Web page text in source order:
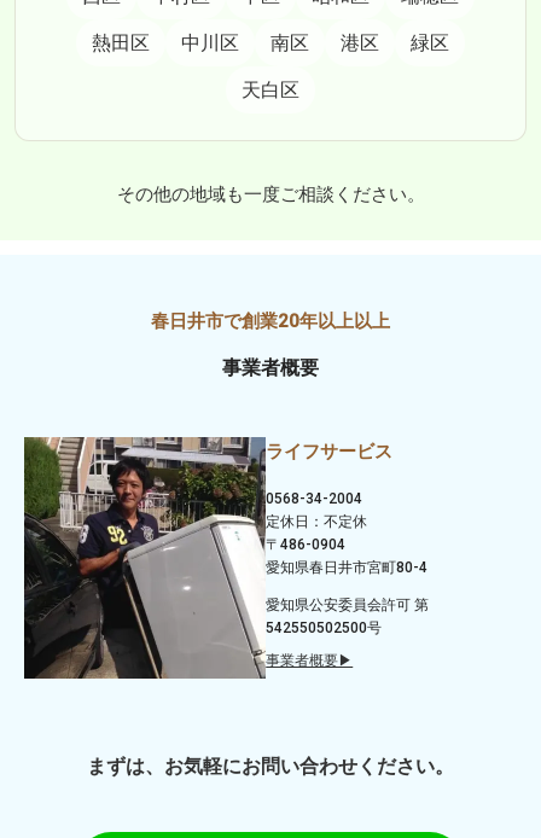
熱田区 中川区 南区 港区 緑区
天白区
その他の地域も一度ご相談ください。
事業者概要
ライフサービス
0568-34-2004
定休日：不定休
〒486-0904
愛知県春日井市宮町80-4
愛知県公安委員会許可 第
542550502500号
事業者概要▶
まずは、お気軽にお問い合わせください。